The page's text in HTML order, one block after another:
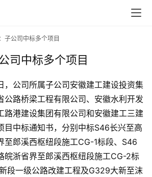
子公司中标多个项目
司中标多个项目
，公司所属子公司安徽建工建设投资集
公路桥梁工程有限公司、安徽水利开发
路港建设集团有限公司和安徽建工三建
目中标通知书，分别中标S46长兴至高
至郎溪西枢纽段施工CG-1标段、S46
皖浙省界至郎溪西枢纽段施工CG-2标
段一级公路改建工程及G329大新至沫